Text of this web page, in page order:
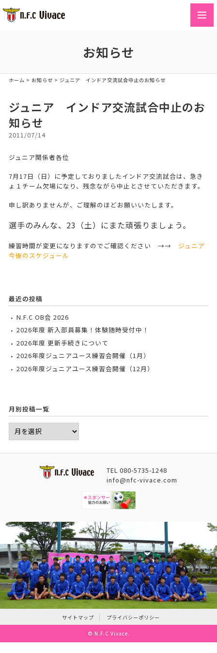
お知らせ
ホーム > お知らせ > ジュニア インドア交流試合中止のお知らせ
ジュニア インドア交流試合中止のお
知らせ
2011/07/14
ジュニア関係者各位
7月17日（日）に予定しておりましたインドア交流試合は、急き
ょ１チーム欠場になり、残念ながら中止とさせていただきます。
申し訳ありませんが、ご理解のほどお願いいたします。
選手のみんな、23（土）にまた頑張りましょう。
練習時間が変更になりますのでご確認ください →→ ジュニア
今後のスケジュール
最近の投稿
N.F.C OB会 2026
2026年度 新入部員募集！体験随時受付中！
2026年度 更新手続きについて
2026年度ジュニアユース練習会開催（1月）
2026年度ジュニアユース練習会開催（12月）
月別投稿一覧
TEL 080-5735-1248
info@nfc-vivace.com
サイトマップ プライバシーポリシー
© N.F.C Vivace.